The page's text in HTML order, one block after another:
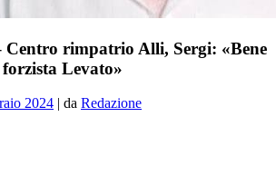
rimpatrio Alli, Sergi: «Bene
Levato»
2024 | da Redazione